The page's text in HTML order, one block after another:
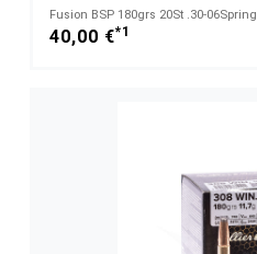
Fusion BSP 180grs 20St .30-06Spring
40,00 €*1